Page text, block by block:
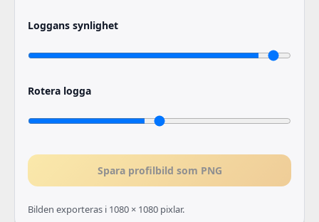
Loggans synlighet
Rotera logga
Spara profilbild som PNG
Bilden exporteras i 1080 × 1080 pixlar.